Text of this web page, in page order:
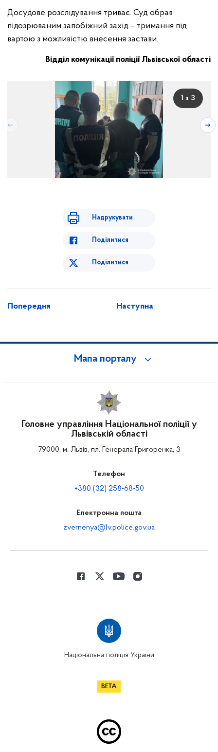
Досудове розслідування триває. Суд обрав
підозрюваним запобіжний захід – тримання під
вартою з можливістю внесення застави.
Відділ комунікації поліції Львівської області
1 з 3
Надрукувати
Поділитися
Поділитися
Попередня Наступна
Мапа порталу
Головне управління Національної поліції у
Львівській області
79000, м. Львів, пл. Генерала Григоренка, 3
Телефон
+380 (32) 258-68-50
Електронна пошта
zvernenya@lv.police.gov.ua
Національна поліція України